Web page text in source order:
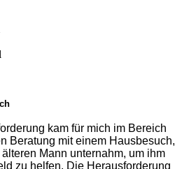
kam für mich im Bereich
Beratung mit einem Hausbesuch,
Mann unternahm, um ihm
zu helfen. Die Herausforderung